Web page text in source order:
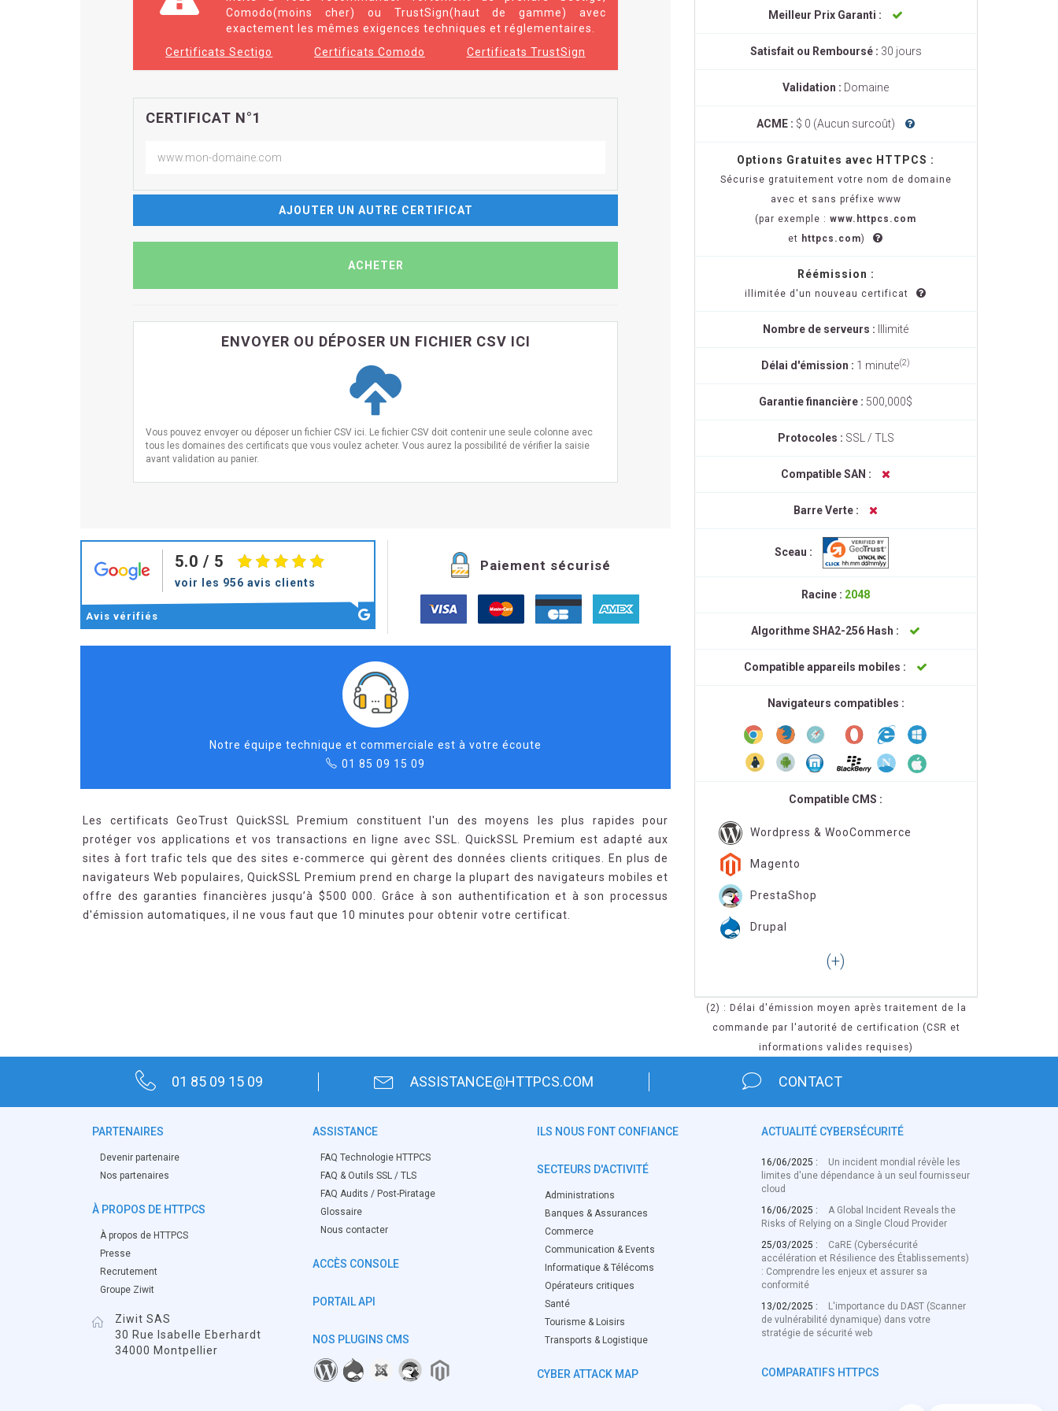
Comodo(moins cher) ou TrustSign(haut de gamme) avec
exactement les mêmes exigences techniques et réglementaires.
Certificats Sectigo
Certificats Comodo Certificats TrustSign
CERTIFICAT N°1
AJOUTER UN AUTRE CERTIFICAT
ENVOYER OU DÉPOSER UN FICHIER CSV ICI
Vous pouvez envoyer ou déposer un fichier CSV ici. Le fichier CSV doit contenir une seule colonne avec
tous les domaines des certificats que vous voulez acheter. Vous aurez la possibilité de vérifier la saisie
avant validation au panier.
5.0 / 5
voir les 956 avis clients
Avis vérifiés
Paiement sécurisé
Notre équipe technique et commerciale est à votre écoute
01 85 09 15 09
Les certificats GeoTrust QuickSSL Premium constituent l'un des moyens les plus rapides pour
protéger vos applications et vos transactions en ligne avec SSL. QuickSSL Premium est adapté aux
sites à fort trafic tels que des sites e-commerce qui gèrent des données clients critiques. En plus de
navigateurs Web populaires, QuickSSL Premium prend en charge la plupart des navigateurs mobiles et
offre des garanties financières jusqu’à $500 000. Grâce à son authentification et à son processus
d'émission automatiques, il ne vous faut que 10 minutes pour obtenir votre certificat.
Meilleur Prix Garanti :
Satisfait ou Remboursé : 30 jours
Validation : Domaine
ACME : $ 0 (Aucun surcoût)
Options Gratuites avec HTTPCS :
Sécurise gratuitement votre nom de domaine
avec et sans préfixe www
(par exemple : www.httpcs.com
et httpcs.com)
Réémission :
illimitée d'un nouveau certificat
Nombre de serveurs : Illimité
Délai d'émission : 1 minute(2)
Garantie financière : 500,000$
Protocoles : SSL / TLS
Compatible SAN :
Barre Verte :
Sceau :
Racine : 2048
Algorithme SHA2-256 Hash :
Compatible appareils mobiles :
Navigateurs compatibles :
Compatible CMS :
Wordpress & WooCommerce
Magento
PrestaShop
Drupal
(2) : Délai d'émission moyen après traitement de la
commande par l'autorité de certification (CSR et
informations valides requises)
01 85 09 15 09 ASSISTANCE@HTTPCS.COM CONTACT
PARTENAIRES
Devenir partenaire
Nos partenaires
À PROPOS DE HTTPCS
À propos de HTTPCS
Presse
Recrutement
Groupe Ziwit
Ziwit SAS
30 Rue Isabelle Eberhardt
34000 Montpellier
ASSISTANCE
FAQ Technologie HTTPCS
FAQ & Outils SSL / TLS
FAQ Audits / Post-Piratage
Glossaire
Nous contacter
ACCÈS CONSOLE
PORTAIL API
NOS PLUGINS CMS
ILS NOUS FONT CONFIANCE
SECTEURS D'ACTIVITÉ
Administrations
Banques & Assurances
Commerce
Communication & Events
Informatique & Télécoms
Opérateurs critiques
Santé
Tourisme & Loisirs
Transports & Logistique
CYBER ATTACK MAP
ACTUALITÉ CYBERSÉCURITÉ
16/06/2025 :
Un incident mondial révèle les
limites d'une dépendance à un seul fournisseur
cloud
16/06/2025 :
A Global Incident Reveals the
Risks of Relying on a Single Cloud Provider
25/03/2025 :
CaRE (Cybersécurité
accélération et Résilience des Établissements)
: Comprendre les enjeux et assurer sa
conformité
13/02/2025 :
L'importance du DAST (Scanner
de vulnérabilité dynamique) dans votre
stratégie de sécurité web
COMPARATIFS HTTPCS